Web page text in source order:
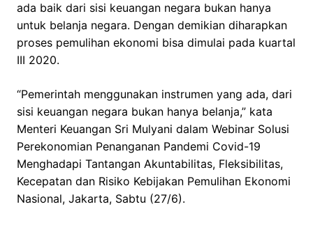
ada baik dari sisi keuangan negara bukan hanya
untuk belanja negara. Dengan demikian diharapkan
proses pemulihan ekonomi bisa dimulai pada kuartal
III 2020.
“Pemerintah menggunakan instrumen yang ada, dari
sisi keuangan negara bukan hanya belanja,” kata
Menteri Keuangan Sri Mulyani dalam Webinar Solusi
Perekonomian Penanganan Pandemi Covid-19
Menghadapi Tantangan Akuntabilitas, Fleksibilitas,
Kecepatan dan Risiko Kebijakan Pemulihan Ekonomi
Nasional, Jakarta, Sabtu (27/6).